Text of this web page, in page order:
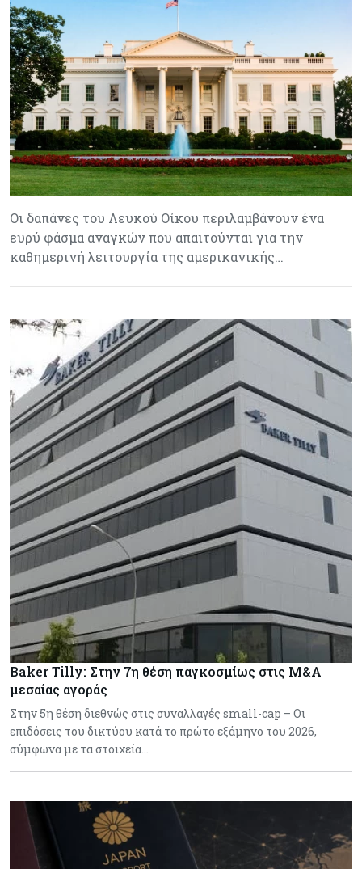
Οι δαπάνες του Λευκού Οίκου περιλαμβάνουν ένα
ευρύ φάσμα αναγκών που απαιτούνται για την
καθημερινή λειτουργία της αμερικανικής…
Baker Tilly: Στην 7η θέση παγκοσμίως στις M&A
μεσαίας αγοράς
Στην 5η θέση διεθνώς στις συναλλαγές small-cap – Οι
επιδόσεις του δικτύου κατά το πρώτο εξάμηνο του 2026,
σύμφωνα με τα στοιχεία…